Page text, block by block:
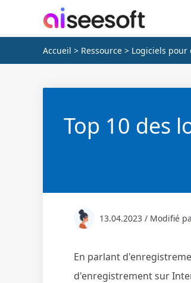
Accueil > Ressource > Logiciels
Top 10 des
13.04.2023 / Modifié
En parlant
d'enregistrement sur